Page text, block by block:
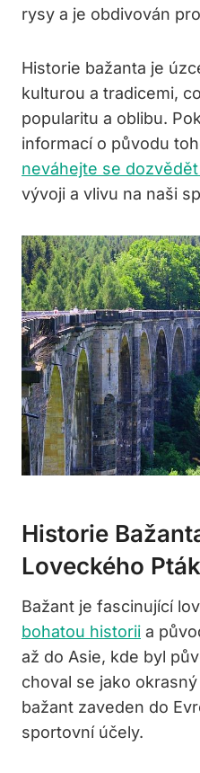
rysy a je obdivován
Historie bažanta je
kulturou a tradicemi,
popularitu a oblibu.
informací o původu
neváhejte se
vývoji a vlivu na naši
Historie
Loveckého
Bažant je fascinující
bohatou historii a
až do Asie, kde byl
choval se jako
bažant zaveden do
sportovní účely.